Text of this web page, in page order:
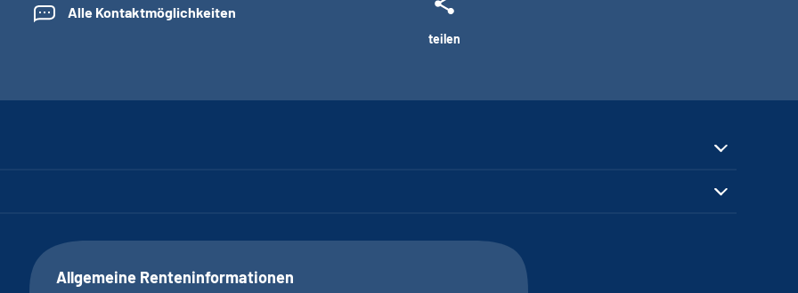
Alle Kontaktmöglichkeiten
teilen
Allgemeine Renteninformationen